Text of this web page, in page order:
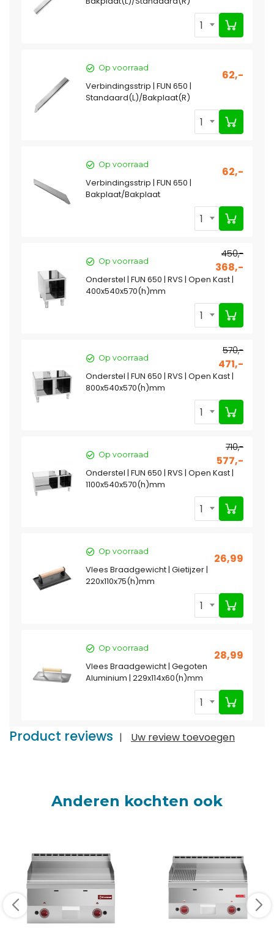
1
Op voorraad
62,-
Verbindingsstrip | FUN 650 |
Standaard(L)/Bakplaat(R)
1
Op voorraad
62,-
Verbindingsstrip | FUN 650 |
Bakplaat/Bakplaat
1
Op voorraad
450,-
368,-
Onderstel | FUN 650 | RVS | Open Kast |
400x540x570(h)mm
1
Op voorraad
570,-
471,-
Onderstel | FUN 650 | RVS | Open Kast |
800x540x570(h)mm
1
Op voorraad
710,-
577,-
Onderstel | FUN 650 | RVS | Open Kast |
1100x540x570(h)mm
1
Op voorraad
26,99
Vlees Braadgewicht | Gietijzer |
220x110x75(h)mm
1
Op voorraad
28,99
Vlees Braadgewicht | Gegoten
Aluminium | 229x114x60(h)mm
1
Product reviews | Uw review toevoegen
Anderen kochten ook